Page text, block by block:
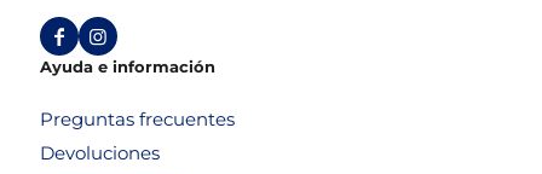
Ayuda e información
Preguntas frecuentes
Devoluciones